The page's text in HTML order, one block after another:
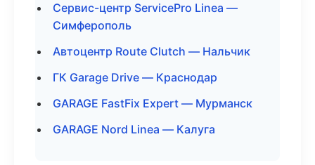
Сервис-центр ServicePro Linea —
Симферополь
Автоцентр Route Clutch — Нальчик
ГК Garage Drive — Краснодар
GARAGE FastFix Expert — Мурманск
GARAGE Nord Linea — Калуга